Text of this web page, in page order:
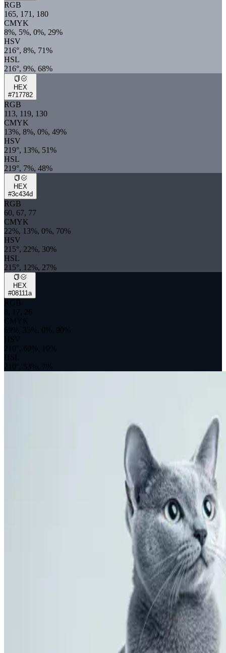
RGB
165, 171, 180
CMYK
8%, 5%, 0%, 29%
HSV
216°, 8%, 71%
HSL
216°, 9%, 68%
HEX
#717782
RGB
113, 119, 130
CMYK
13%, 8%, 0%, 49%
HSV
219°, 13%, 51%
HSL
219°, 7%, 48%
HEX
#3c434d
RGB
60, 67, 77
CMYK
22%, 13%, 0%, 70%
HSV
215°, 22%, 30%
HSL
215°, 12%, 27%
HEX
#08111a
RGB
8, 17, 26
CMYK
69%, 35%, 0%, 90%
HSV
210°, 69%, 10%
HSL
210°, 53%, 7%